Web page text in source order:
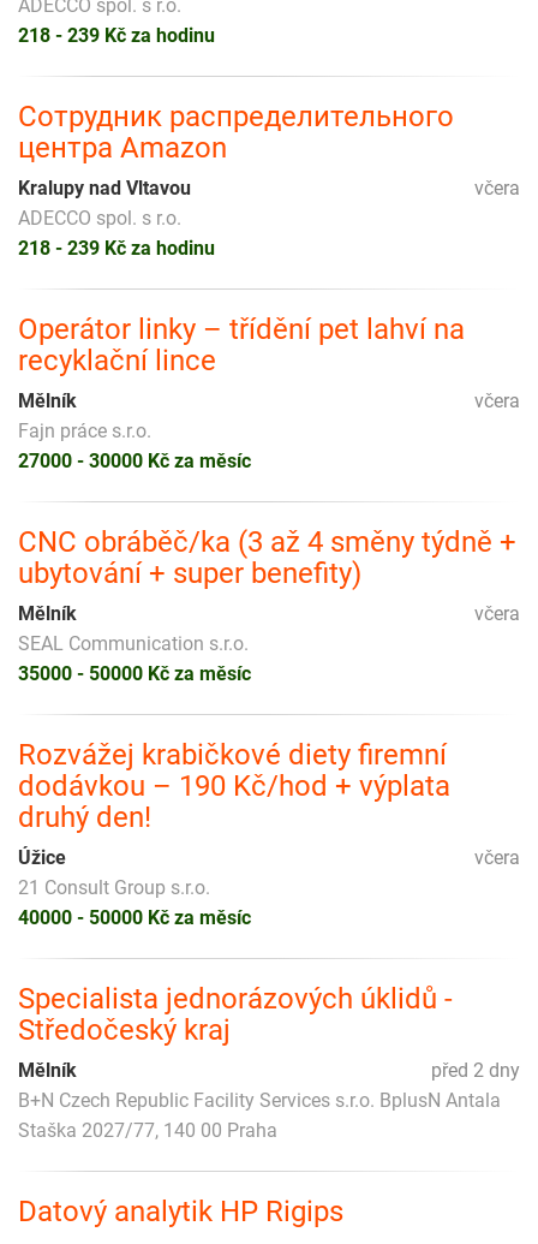
ADECCO spol. s r.o.
218 - 239 Kč za hodinu
Сотрудник распределительного
центра Amazon
včera
Kralupy nad Vltavou
ADECCO spol. s r.o.
218 - 239 Kč za hodinu
Operátor linky – třídění pet lahví na
recyklační lince
včera
Mělník
Fajn práce s.r.o.
27000 - 30000 Kč za měsíc
CNC obráběč/ka (3 až 4 směny týdně +
ubytování + super benefity)
včera
Mělník
SEAL Communication s.r.o.
35000 - 50000 Kč za měsíc
Rozvážej krabičkové diety firemní
dodávkou – 190 Kč/hod + výplata
druhý den!
včera
Úžice
21 Consult Group s.r.o.
40000 - 50000 Kč za měsíc
Specialista jednorázových úklidů -
Středočeský kraj
před 2 dny
Mělník
B+N Czech Republic Facility Services s.r.o. BplusN Antala
Staška 2027/77, 140 00 Praha
Datový analytik HP Rigips